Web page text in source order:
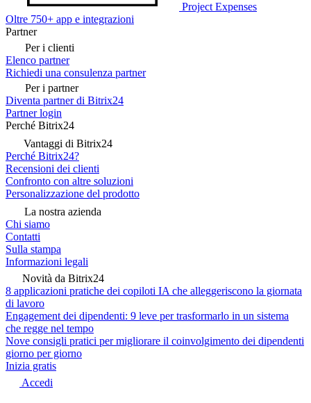
Project Expenses
Oltre 750+ app e integrazioni
Partner
Per i clienti
Elenco partner
Richiedi una consulenza partner
Per i partner
Diventa partner di Bitrix24
Partner login
Perché Bitrix24
Vantaggi di Bitrix24
Perché Bitrix24?
Recensioni dei clienti
Confronto con altre soluzioni
Personalizzazione del prodotto
La nostra azienda
Chi siamo
Contatti
Sulla stampa
Informazioni legali
Novità da Bitrix24
8 applicazioni pratiche dei copiloti IA che alleggeriscono la giornata
di lavoro
Engagement dei dipendenti: 9 leve per trasformarlo in un sistema
che regge nel tempo
Nove consigli pratici per migliorare il coinvolgimento dei dipendenti
giorno per giorno
Inizia gratis
Accedi